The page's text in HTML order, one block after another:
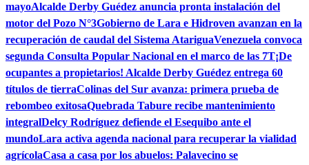
mayoAlcalde Derby Guédez anuncia pronta instalación del
motor del Pozo N°3Gobierno de Lara e Hidroven avanzan en la
recuperación de caudal del Sistema AtariguaVenezuela convoca
segunda Consulta Popular Nacional en el marco de las 7T¡De
ocupantes a propietarios! Alcalde Derby Guédez entrega 60
títulos de tierraColinas del Sur avanza: primera prueba de
rebombeo exitosaQuebrada Tabure recibe mantenimiento
integralDelcy Rodríguez defiende el Esequibo ante el
mundoLara activa agenda nacional para recuperar la vialidad
agrícolaCasa a casa por los abuelos: Palavecino se